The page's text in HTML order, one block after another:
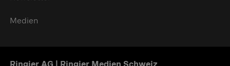
Medien